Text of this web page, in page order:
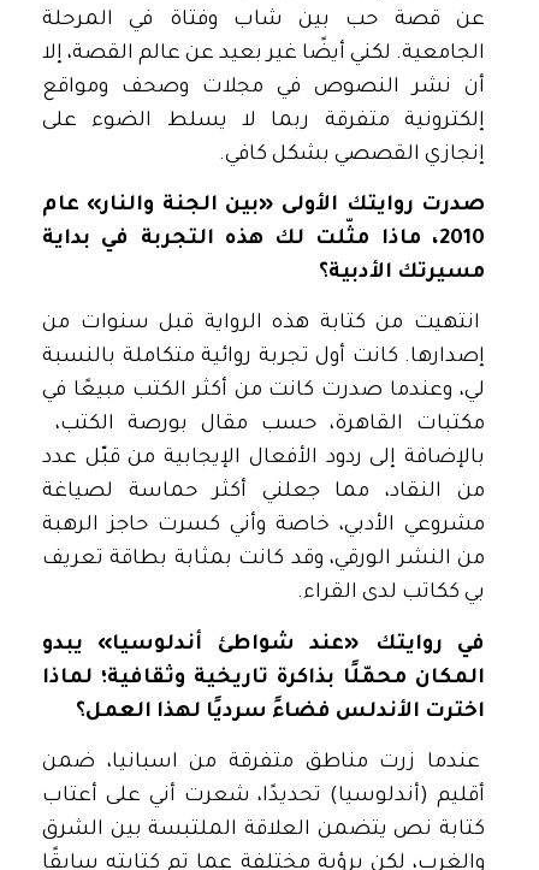
عن قصة حب بين شاب وفتاة في المرحلة
الجامعية. لكني أيضًا غير بعيد عن عالم القصة، إلا
أن نشر النصوص في مجلات وصحف ومواقع
إلكترونية متفرقة ربما لا يسلط الضوء على
إنجازي القصصي بشكل كافي.
صدرت روايتك الأولى «بين الجنة والنار» عام
2010، ماذا مثّلت لك هذه التجربة في بداية
مسيرتك الأدبية؟
انتهيت من كتابة هذه الرواية قبل سنوات من
إصدارها. كانت أول تجربة روائية متكاملة بالنسبة
لي، وعندما صدرت كانت من أكثر الكتب مبيعًا في
مكتبات القاهرة، حسب مقال بورصة الكتب،
بالإضافة إلى ردود الأفعال الإيجابية من قبّل عدد
من النقاد، مما جعلني أكثر حماسة لصياغة
مشروعي الأدبي، خاصة وأني كسرت حاجز الرهبة
من النشر الورقي، وقد كانت بمثابة بطاقة تعريف
بي ككاتب لدى القراء.
في روايتك «عند شواطئ أندلوسيا» يبدو
المكان محمّلًا بذاكرة تاريخية وثقافية؛ لماذا
اخترت الأندلس فضاءً سرديًا لهذا العمل؟
عندما زرت مناطق متفرقة من اسبانيا، ضمن
أقليم (أندلوسيا) تحديدًا، شعرت أني على أعتاب
كتابة نص يتضمن العلاقة الملتبسة بين الشرق
والغرب، لكن برؤية مختلفة عما تم كتابته سابقًا